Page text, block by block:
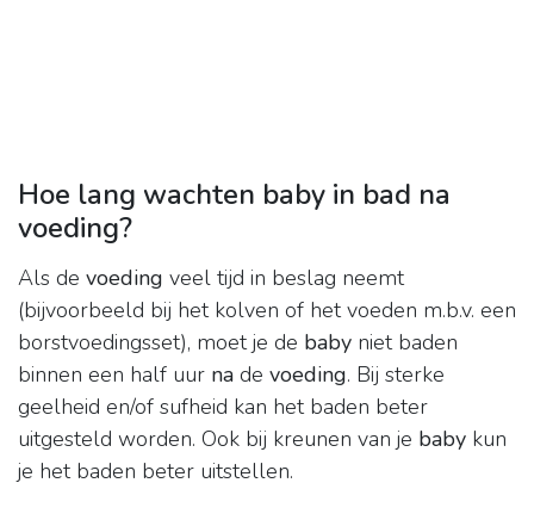
Hoe lang wachten baby in bad na
voeding?
Als de voeding veel tijd in beslag neemt
(bijvoorbeeld bij het kolven of het voeden m.b.v. een
borstvoedingsset), moet je de baby niet baden
binnen een half uur na de voeding. Bij sterke
geelheid en/of sufheid kan het baden beter
uitgesteld worden. Ook bij kreunen van je baby kun
je het baden beter uitstellen.